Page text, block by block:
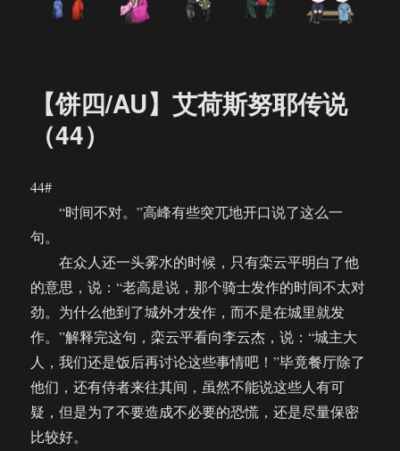
【饼四/AU】艾荷斯努耶传说
（44）
44#
“时间不对。”高峰有些突兀地开口说了这么一
句。
在众人还一头雾水的时候，只有栾云平明白了他
的意思，说：“老高是说，那个骑士发作的时间不太对
劲。为什么他到了城外才发作，而不是在城里就发
作。”解释完这句，栾云平看向李云杰，说：“城主大
人，我们还是饭后再讨论这些事情吧！”毕竟餐厅除了
他们，还有侍者来往其间，虽然不能说这些人有可
疑，但是为了不要造成不必要的恐慌，还是尽量保密
比较好。